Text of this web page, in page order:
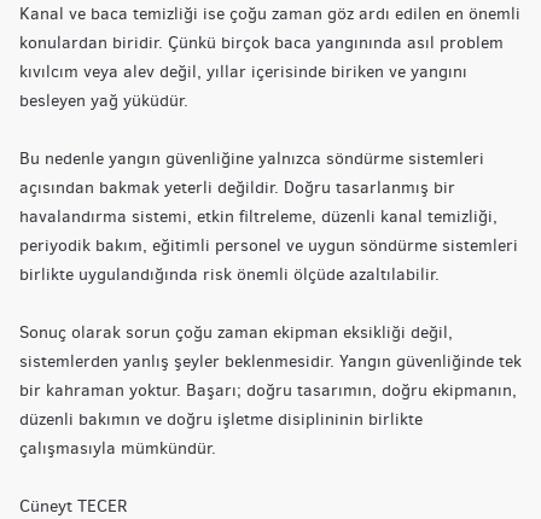
Kanal ve baca temizliği ise çoğu zaman göz ardı edilen en önemli
konulardan biridir. Çünkü birçok baca yangınında asıl problem
kıvılcım veya alev değil, yıllar içerisinde biriken ve yangını
besleyen yağ yüküdür.
Bu nedenle yangın güvenliğine yalnızca söndürme sistemleri
açısından bakmak yeterli değildir. Doğru tasarlanmış bir
havalandırma sistemi, etkin filtreleme, düzenli kanal temizliği,
periyodik bakım, eğitimli personel ve uygun söndürme sistemleri
birlikte uygulandığında risk önemli ölçüde azaltılabilir.
Sonuç olarak sorun çoğu zaman ekipman eksikliği değil,
sistemlerden yanlış şeyler beklenmesidir. Yangın güvenliğinde tek
bir kahraman yoktur. Başarı; doğru tasarımın, doğru ekipmanın,
düzenli bakımın ve doğru işletme disiplininin birlikte
çalışmasıyla mümkündür.
Cüneyt TECER